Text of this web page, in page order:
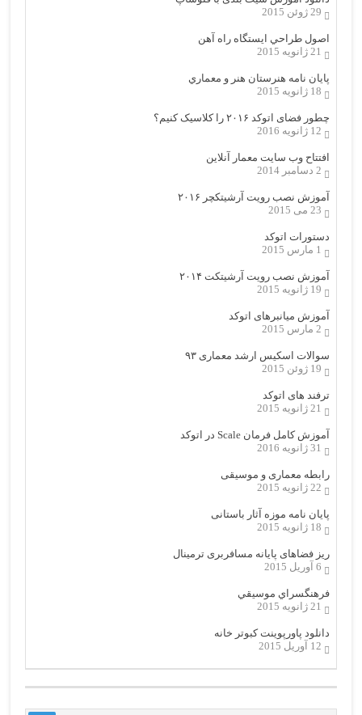
29 ژوئن 2015
اصول طراحي ایستگاه راه آهن
21 ژانویه 2015
پایان نامه هنرستان هنر و معماري
18 ژانویه 2015
چطور فضای اتوکد ۲۰۱۶ را کلاسیک کنیم؟
12 ژانویه 2016
افتتاح وب سایت معمار آنلاین
2 دسامبر 2014
آموزش نصب رویت آرشیتکچر ۲۰۱۶
23 می 2015
دستورات اتوکد
1 مارس 2015
آموزش نصب رویت آرشیتکت ۲۰۱۴
19 ژانویه 2015
آموزش میانبرهای اتوکد
2 مارس 2015
سوالات اسکیس ارشد معماری ۹۳
19 ژوئن 2015
ترفند های اتوکد
21 ژانویه 2015
آموزش کامل فرمان Scale در اتوکد
31 ژانویه 2016
رابطه معماری و موسیقی
22 ژانویه 2015
پایان نامه موزه آثار باستانی
18 ژانویه 2015
ریز فضاهای پایانه مسافربری ترمینال
6 آوریل 2015
فرهنگسراي موسيقي
21 ژانویه 2015
دانلود پاورپوینت کبوتر خانه
12 آوریل 2015